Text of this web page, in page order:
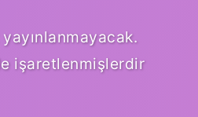
işaretlenmişlerdir